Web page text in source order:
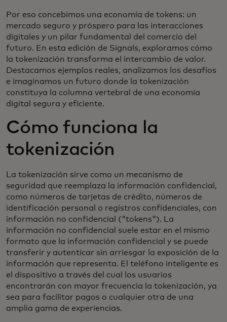
Por eso concebimos una economía de tokens: un
mercado seguro y próspero para las interacciones
digitales y un pilar fundamental del comercio del
futuro. En esta edición de Signals, exploramos cómo
la tokenización transforma el intercambio de valor.
Destacamos ejemplos reales, analizamos los desafíos
e imaginamos un futuro donde la tokenización
constituya la columna vertebral de una economía
digital segura y eficiente.
Cómo funciona la
tokenización
La tokenización sirve como un mecanismo de
seguridad que reemplaza la información confidencial,
como números de tarjetas de crédito, números de
identificación personal o registros confidenciales, con
información no confidencial ("tokens"). La
información no confidencial suele estar en el mismo
formato que la información confidencial y se puede
transferir y autenticar sin arriesgar la exposición de la
información que representa. El teléfono inteligente es
el dispositivo a través del cual los usuarios
encontrarán con mayor frecuencia la tokenización, ya
sea para facilitar pagos o cualquier otra de una
amplia gama de experiencias.